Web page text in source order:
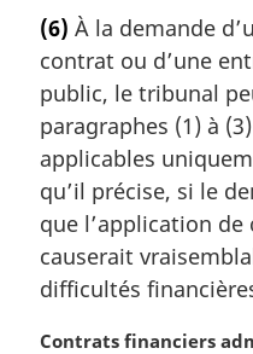
i
n
a
e
:
t
e
m
a
r
g
i
n
a
e
:
(6) À la demande
contrat ou d’une
public, le tribunal
paragraphes (1) à
applicables
qu’il précise, si le
que l’application de
causerait
difficultés
N
Contrats financiers